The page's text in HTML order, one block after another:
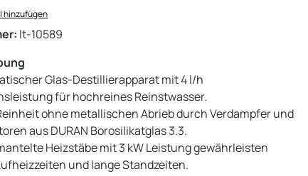
hinzufügen
lt-10589
Glas-Destillierapparat mit 4 l/h
für hochreines Reinstwasser.
ohne metallischen Abrieb durch Verdampfer und
aus DURAN Borosilikatglas 3.3.
Heizstäbe mit 3 kW Leistung gewährleisten
und lange Standzeiten.